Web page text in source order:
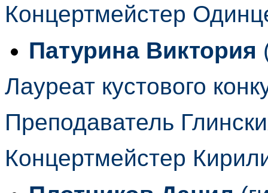
Концертмейстер
Патурина Виктория
Лауреат кустового
Преподаватель
Концертмейстер